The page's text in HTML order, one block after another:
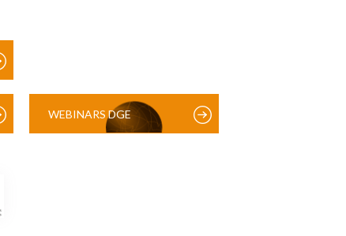
WEBINARS DGE